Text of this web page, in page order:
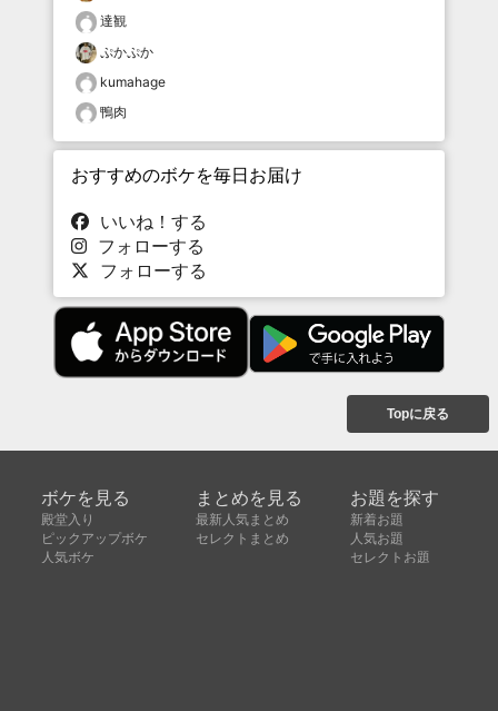
達観
ぷかぷか
kumahage
鴨肉
おすすめのボケを毎日お届け
いいね！する
フォローする
フォローする
Topに戻る
ボケを見る
殿堂入り
ピックアップボケ
人気ボケ
まとめを見る
最新人気まとめ
セレクトまとめ
お題を探す
新着お題
人気お題
セレクトお題